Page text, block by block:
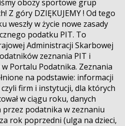
obozy sportowe grup
Z góry DZIĘKUJEMY ! Od tego
weszły w życie nowe zasady
podatku PIT. To
Administracji Skarbowej
zeznania PIT i
Portalu Podatnika. Zeznania
na podstawie: informacji
firm i instytucji, dla których
w ciągu roku, danych
przez podatnika w zeznaniu
rok poprzedni (ulga na dzieci,